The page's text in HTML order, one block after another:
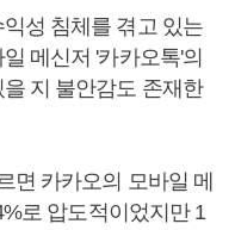
성 침체를 겪고 있는
메신저 '카카오톡'의
지 불안감도 존재한
면 카카오의 모바일 메
로 압도적이었지만 1